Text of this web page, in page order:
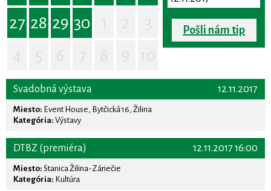
27 28 29 30 Pošli nám tip
12.11.2017
Svadobná výstava
Miesto: Event House, Bytčická 16, Žilina
Kategória: Výstavy
12.11.2017 16:00
DTBZ (premiéra)
Miesto: Stanica Žilina-Záriečie
Kategória: Kultúra